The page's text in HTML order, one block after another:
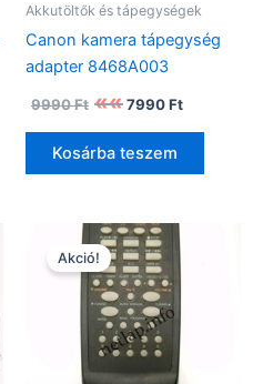
Akkutöltők és tápegységek
Canon kamera tápegység
adapter 8468A003
9990Ft
Original
price
was:
9990 Ft.
7990Ft
price
is:
Kosárba teszem
Akció!